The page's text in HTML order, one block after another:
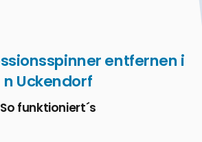
entfernen i
n Uckendorf
So funktioniert´s